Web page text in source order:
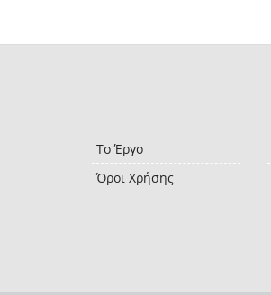
Το Έργο
Όροι Χρήσης